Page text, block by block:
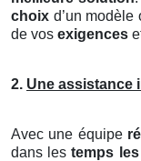
choix d’un modèle
de vos exigences
2. Une assistance
Avec une équipe
dans lestemps